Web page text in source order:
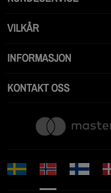
VILKÅR
INFORMASJON
KONTAKT OSS